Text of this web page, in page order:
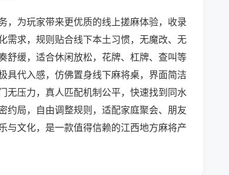
，为玩家带来更优质的线上搓麻体验，收录
需求，规则贴合线下本土习惯，无魔改、无
舒缓，适合休闲放松，花牌、杠牌、查叫等
具代入感，仿佛置身线下麻将桌，界面简洁
无压力，真人匹配机制公平，快速找到同水
约局，自由调整规则，适配家庭聚会、朋友
与文化，是一款值得信赖的江西地方麻将产